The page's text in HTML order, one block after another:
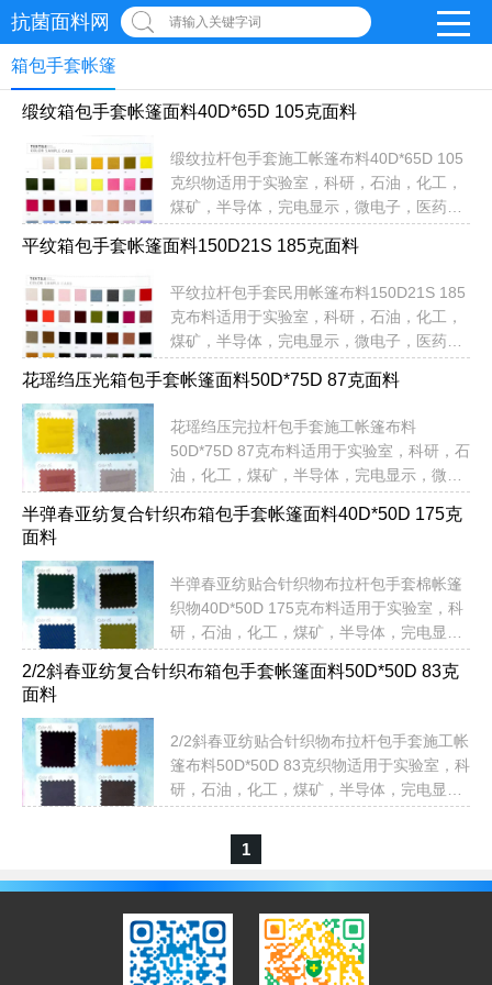
抗菌面料网 请输入关键字词
箱包手套帐篷
缎纹箱包手套帐篷面料40D*65D 105克面料
缎纹拉杆包手套施工帐篷布料40D*65D 105
克织物适用于实验室，科研，石油，化工，
煤矿，半导体，完电显示，微电子，医药，
《常备现货，即订即发》以上织物颜色均有
色号即可以直接发货！不限米数，即订即
发！无需担心交期问题...
平纹箱包手套帐篷面料150D21S 185克面料
平纹拉杆包手套民用帐篷布料150D21S 185
克布料适用于实验室，科研，石油，化工，
煤矿，半导体，完电显示，微电子，医药，
《常备现货，即订即发》以上织物颜色均有
色号即可以直接发货！不限米数，即订即
发！无需担心交期问题...
​花瑶绉压光箱包手套帐篷面料50D*75D 87克面料
花瑶绉压完拉杆包手套施工帐篷布料
50D*75D 87克布料适用于实验室，科研，石
油，化工，煤矿，半导体，完电显示，微电
帐篷等布料《常备现货，即订即发》以上布
数，即订即发！无需担心交期问题...
半弹春亚纺复合针织布箱包手套帐篷面料40D*50D 175克
面料
半弹春亚纺贴合针织物布拉杆包手套棉帐篷
织物40D*50D 175克布料适用于实验室，科
研，石油，化工，煤矿，半导体，完电显
套，民用帐篷等布料《常备现货，即订即
货！不限米数，即订即发！无需担心交期问
题...
2/2斜春亚纺复合针织布箱包手套帐篷面料50D*50D 83克
面料
2/2斜春亚纺贴合针织物布拉杆包手套施工帐
篷布料50D*50D 83克织物适用于实验室，科
研，石油，化工，煤矿，半导体，完电显
套，棉帐篷等布料《常备现货，即订即发》
以上布料颜色均有现货！无需定制定色，提
供：品名，货号，色号即可以直接发货！不
限米数，即订即发！无需担心交期问题...
1